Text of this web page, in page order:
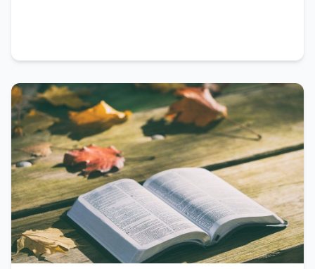
たゆえに、必ず生きる。 それな
のに、あなたの同胞は、『主の
道は公正ではない』と言ってい
る。しかし、彼らの道こそ公正
ではない。 正しき者がその正義
に背いて不正を行うなら、その
人はそのゆえに死ぬ。 悪しき者
がその悪から立ち帰り、公正と
をそこから運び上げた。 彼らは
丘の上のアビナダブの家から神
の箱を新しい車に載せ、運び出
した。アビナダブの息子ウザと
アフヨがその新しい車を御して
いた。 彼らは丘の上のアビナダ
ブの家から神の箱を運び出し
た。アフヨが箱の前を進んでい